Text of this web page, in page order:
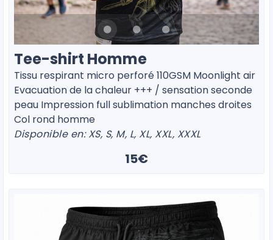
Tee-shirt Homme
Tissu respirant micro perforé 110GSM Moonlight air
Evacuation de la chaleur +++ / sensation seconde
peau Impression full sublimation manches droites
Col rond homme
Disponible en: XS, S, M, L, XL, XXL, XXXL
15€